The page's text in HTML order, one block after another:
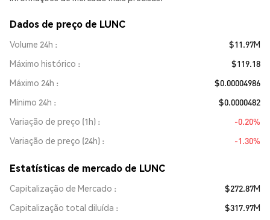
Dados de preço de LUNC
Volume 24h
$11.97M
Máximo histórico
$119.18
Máximo 24h
$0.00004986
Mínimo 24h
$0.0000482
Variação de preço (1h)
-0.20%
Variação de preço (24h)
-1.30%
Estatísticas de mercado de LUNC
Capitalização de Mercado
$272.87M
Capitalização total diluída
$317.97M